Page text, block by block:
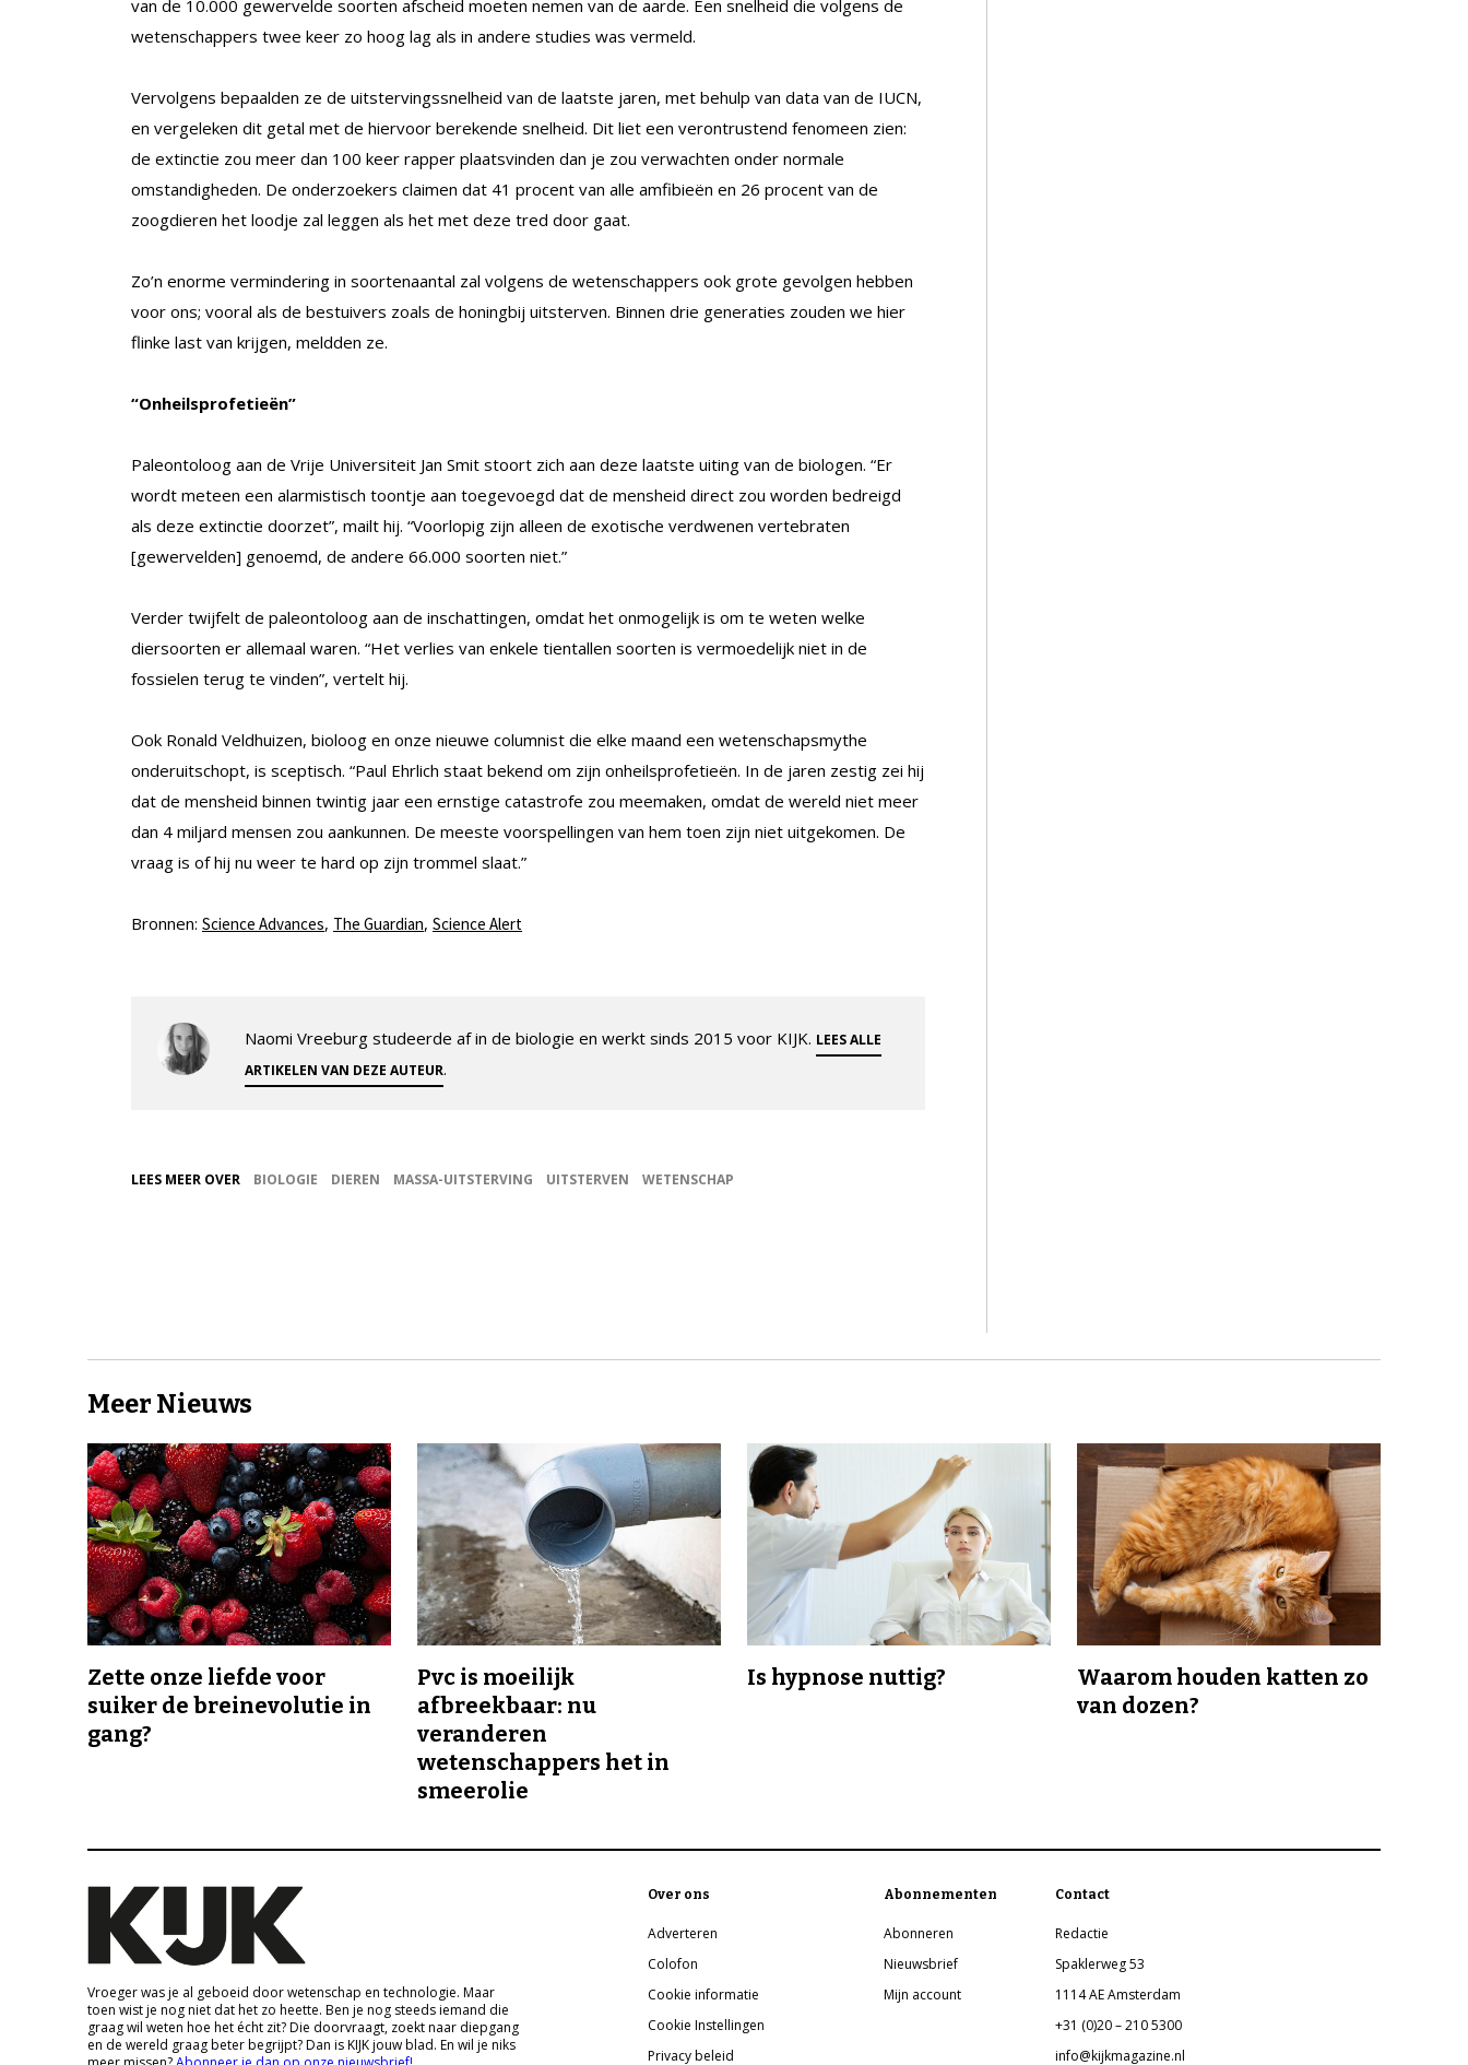
van de 10.000 gewervelde soorten afscheid moeten nemen van de aarde. Een snelheid die volgens de
wetenschappers twee keer zo hoog lag als in andere studies was vermeld.
Vervolgens bepaalden ze de uitstervingssnelheid van de laatste jaren, met behulp van data van de IUCN,
en vergeleken dit getal met de hiervoor berekende snelheid. Dit liet een verontrustend fenomeen zien:
de extinctie zou meer dan 100 keer rapper plaatsvinden dan je zou verwachten onder normale
omstandigheden. De onderzoekers claimen dat 41 procent van alle amfibieën en 26 procent van de
zoogdieren het loodje zal leggen als het met deze tred door gaat.
Zo’n enorme vermindering in soortenaantal zal volgens de wetenschappers ook grote gevolgen hebben
voor ons; vooral als de bestuivers zoals de honingbij uitsterven. Binnen drie generaties zouden we hier
flinke last van krijgen, meldden ze.
“Onheilsprofetieën”
Paleontoloog aan de Vrije Universiteit Jan Smit stoort zich aan deze laatste uiting van de biologen. “Er
wordt meteen een alarmistisch toontje aan toegevoegd dat de mensheid direct zou worden bedreigd
als deze extinctie doorzet”, mailt hij. “Voorlopig zijn alleen de exotische verdwenen vertebraten
[gewervelden] genoemd, de andere 66.000 soorten niet.”
Verder twijfelt de paleontoloog aan de inschattingen, omdat het onmogelijk is om te weten welke
diersoorten er allemaal waren. “Het verlies van enkele tientallen soorten is vermoedelijk niet in de
fossielen terug te vinden”, vertelt hij.
Ook Ronald Veldhuizen, bioloog en onze nieuwe columnist die elke maand een wetenschapsmythe
onderuitschopt, is sceptisch. “Paul Ehrlich staat bekend om zijn onheilsprofetieën. In de jaren zestig zei hij
dat de mensheid binnen twintig jaar een ernstige catastrofe zou meemaken, omdat de wereld niet meer
dan 4 miljard mensen zou aankunnen. De meeste voorspellingen van hem toen zijn niet uitgekomen. De
vraag is of hij nu weer te hard op zijn trommel slaat.”
Bronnen: Science Advances, The Guardian, Science Alert
Naomi Vreeburg studeerde af in de biologie en werkt sinds 2015 voor KIJK. LEES ALLE
ARTIKELEN VAN DEZE AUTEUR.
LEES MEER OVER BIOLOGIE DIEREN MASSA-UITSTERVING UITSTERVEN WETENSCHAP
Meer Nieuws
Zette onze liefde voor
suiker de breinevolutie in
gang?
Pvc is moeilijk
afbreekbaar: nu
veranderen
wetenschappers het in
smeerolie
Is hypnose nuttig?
Waarom houden katten zo
van dozen?
Vroeger was je al geboeid door wetenschap en technologie. Maar
toen wist je nog niet dat het zo heette. Ben je nog steeds iemand die
graag wil weten hoe het écht zit? Die doorvraagt, zoekt naar diepgang
en de wereld graag beter begrijpt? Dan is KIJK jouw blad. En wil je niks
Over ons
Adverteren
Colofon
Cookie informatie
Cookie Instellingen
Privacy beleid
Abonnementen
Abonneren
Nieuwsbrief
Mijn account
Contact
Redactie
Spaklerweg 53
1114 AE Amsterdam
+31 (0)20 – 210 5300
info@kijkmagazine.nl